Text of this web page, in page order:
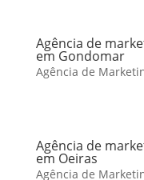
Agência de
em Gondomar
Agência de
Agência de
em Oeiras
Agência de